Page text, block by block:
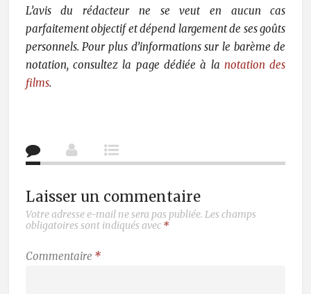
L’avis du rédacteur ne se veut en aucun cas
parfaitement objectif et dépend largement de ses goûts
personnels. Pour plus d’informations sur le barème de
notation, consultez la page dédiée à lanotation des
films.
Laisser un commentaire
Votre adresse e-mail ne sera pas publiée. Les champs
obligatoires sont indiqués avec *
Commentaire *